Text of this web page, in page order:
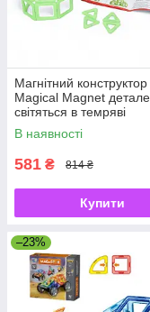
Магнітний конструктор
Magical Magnet
світяться в темряві
В наявності
581 ₴ 814 ₴
Купити
–23%